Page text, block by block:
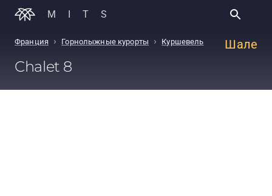
MITS
Шале
Франция › Горнолыжные курорты › Куршевель
Chalet 8